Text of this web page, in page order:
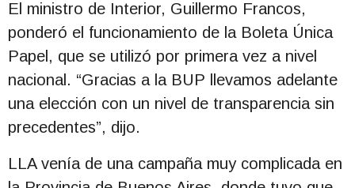
El ministro de Interior, Guillermo Francos,
ponderó el funcionamiento de la Boleta Única
Papel, que se utilizó por primera vez a nivel
nacional. “Gracias a la BUP llevamos adelante
una elección con un nivel de transparencia sin
precedentes”, dijo.
LLA venía de una campaña muy complicada en